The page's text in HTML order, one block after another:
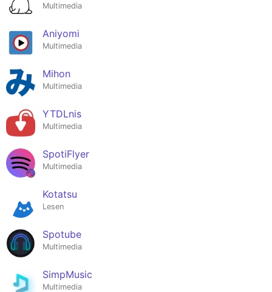
Multimedia
Aniyomi
Multimedia
Mihon
Multimedia
YTDLnis
Multimedia
SpotiFlyer
Multimedia
Kotatsu
Lesen
Spotube
Multimedia
SimpMusic
Multimedia